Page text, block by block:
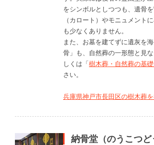
をシンボルとしつつも、遺骨
（カロート）やモニュメント
も少なくありません。
また、お墓を建てずに遺灰を
骨」も、自然葬の一形態と見
しくは「樹木葬・自然葬の基
さい。
兵庫県神戸市長田区の樹木葬
納骨堂（のうこつど